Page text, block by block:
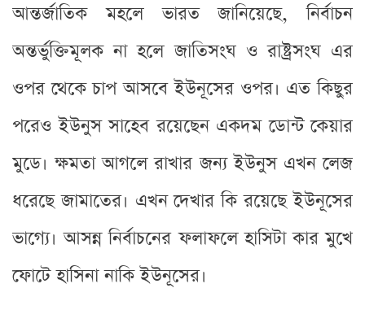
আন্তর্জাতিক মহলে ভারত জানিয়েছে, নির্বাচন
অন্তর্ভুক্তিমূলক না হলে জাতিসংঘ ও রাষ্ট্রসংঘ এর
ওপর থেকে চাপ আসবে ইউনূসের ওপর। এত কিছুর
পরেও ইউনুস সাহেব রয়েছেন একদম ডোন্ট কেয়ার
মুডে। ক্ষমতা আগলে রাখার জন্য ইউনুস এখন লেজ
ধরেছে জামাতের। এখন দেখার কি রয়েছে ইউনূসের
ভাগ্যে। আসন্ন নির্বাচনের ফলাফলে হাসিটা কার মুখে
ফোটে হাসিনা নাকি ইউনূসের।